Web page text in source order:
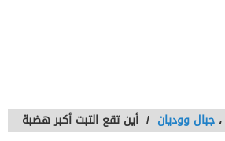
، جبال ووديان / أين تقع التبت أكبر هضبة